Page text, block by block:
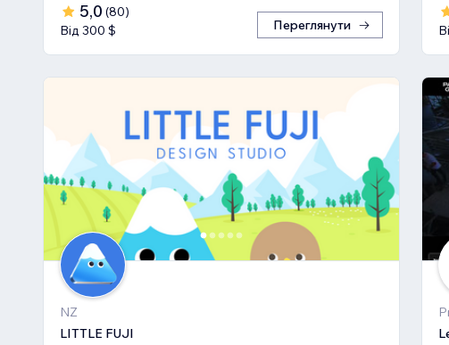
5,0 (80)
Від 300 $
Переглянути
NZ
LITTLE FUJI